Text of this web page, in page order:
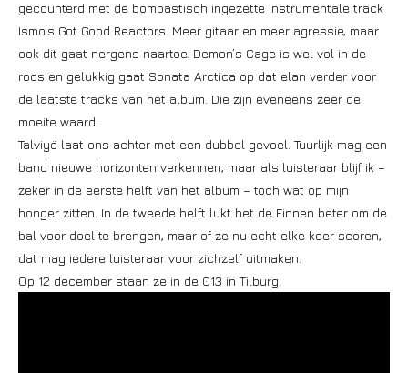
gecounterd met de bombastisch ingezette instrumentale track
Ismo’s Got Good Reactors. Meer gitaar en meer agressie, maar
ook dit gaat nergens naartoe. Demon’s Cage is wel vol in de
roos en gelukkig gaat Sonata Arctica op dat elan verder voor
de laatste tracks van het album. Die zijn eveneens zeer de
moeite waard.
Talviyö laat ons achter met een dubbel gevoel. Tuurlijk mag een
band nieuwe horizonten verkennen, maar als luisteraar blijf ik –
zeker in de eerste helft van het album – toch wat op mijn
honger zitten. In de tweede helft lukt het de Finnen beter om de
bal voor doel te brengen, maar of ze nu echt elke keer scoren,
dat mag iedere luisteraar voor zichzelf uitmaken.
Op 12 december staan ze in de 013 in Tilburg.